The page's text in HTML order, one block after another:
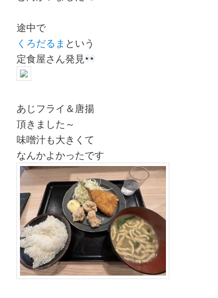
途中で
くろだるま という
定食屋さん発見
あじフライ＆唐揚
頂きました～
味噌汁も大きくて
なんかよかったです